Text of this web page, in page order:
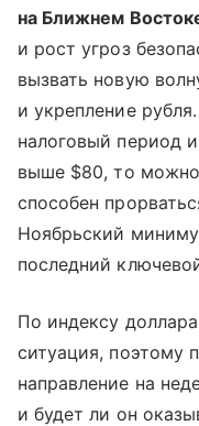
на Ближнем
и рост угроз
вызвать новую
и укрепление
налоговый период
выше $80, то
способен
Ноябрьский
последний
По индексу
ситуация, поэтому
направление на
и будет ли он